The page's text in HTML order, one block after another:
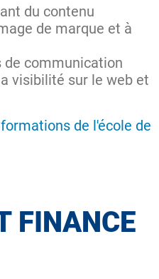
du contenu
de marque et à
communication
visibilité sur le web et
de l'école de
FINANCE